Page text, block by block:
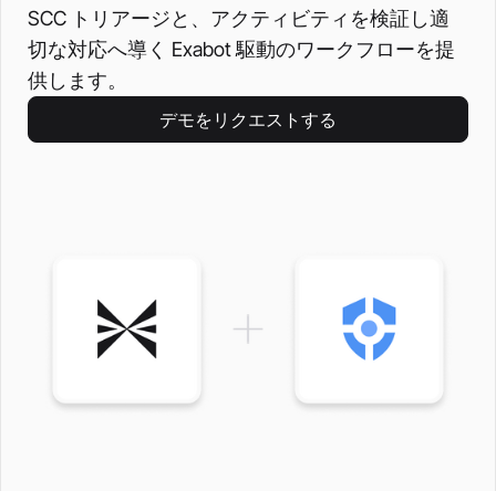
SCC トリアージと、アクティビティを検証し適
切な対応へ導く Exabot 駆動のワークフローを提
供します。
デモをリクエストする